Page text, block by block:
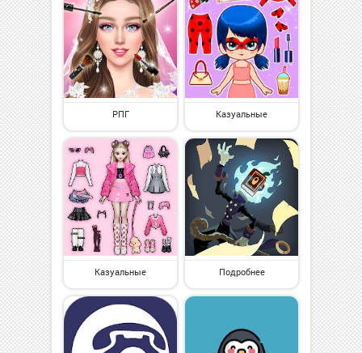
РПГ Казуальные
Казуальные Подробнее